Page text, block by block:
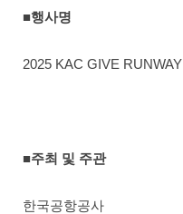
■행사명
2025 KAC GIVE RUNWAY
■주최 및 주관
한국공항공사